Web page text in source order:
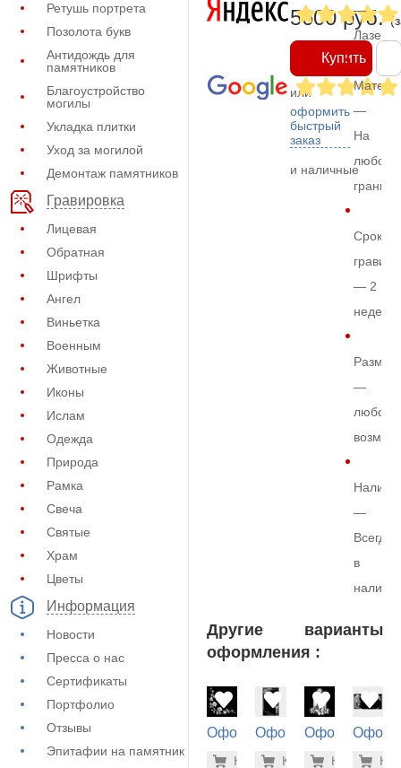
Ретушь портрета
Позолота букв
Антидождь для
памятников
Благоустройство
могилы
Укладка плитки
Уход за могилой
Демонтаж памятников
Гравировка
Лицевая
Обратная
Шрифты
Ангел
Виньетка
Военным
Животные
Иконы
Ислам
Одежда
Природа
Рамка
Свеча
Святые
Храм
Цветы
Информация
Новости
Пресса о нас
Сертификаты
Портфолио
Отзывы
Эпитафии на памятник
5600 руб.
Купить
или
оформить
быстрый
заказ
и наличные
—
—
На
любом
граните
Срок
— 2
недели
Размер
—
любой
—
Всегда
в
Другие варианты
оформления :
Оформление
-7% 500 руб.
Купить
Оформление
-7%
Купить
Оформление
-
Купить